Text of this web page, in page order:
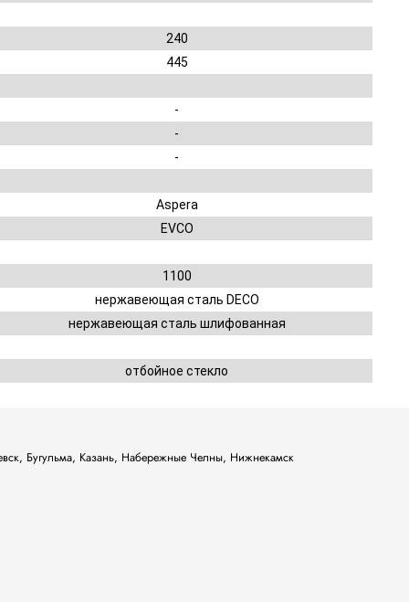
240
445
-
-
-
Aspera
EVCO
1100
нержавеющая сталь DECO
нержавеющая сталь шлифованная
отбойное стекло
Бугульма, Казань, Набережные Челны, Нижнекамск